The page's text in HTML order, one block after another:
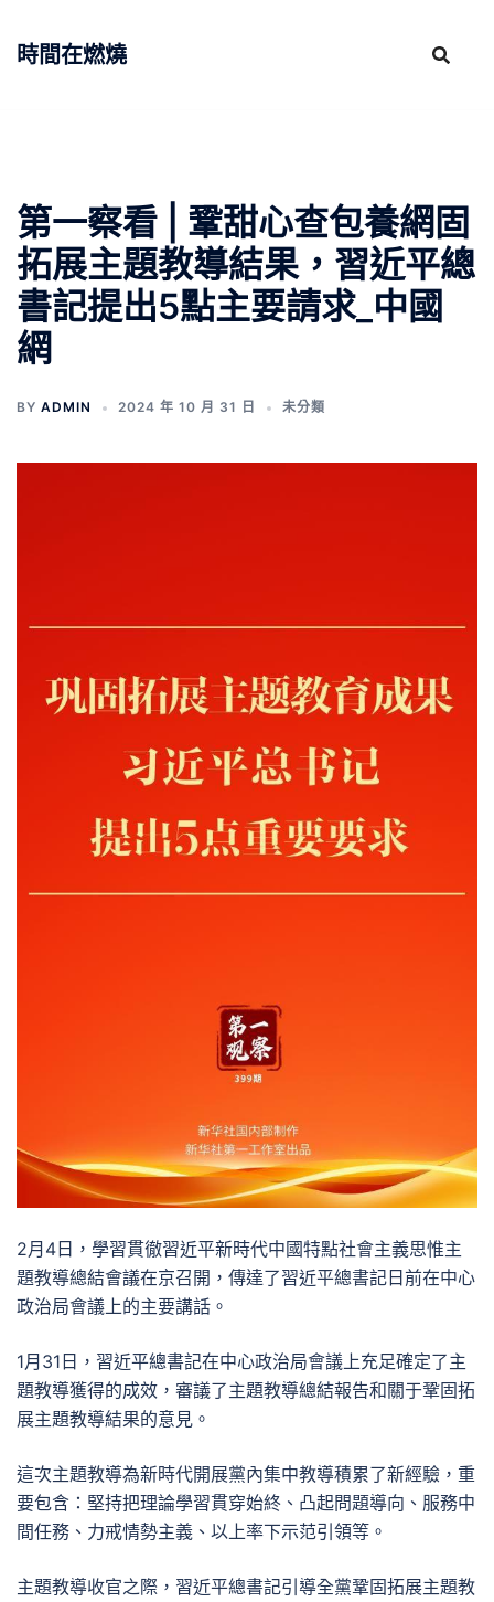
時間在燃燒
第一察看 | 鞏甜心查包養網固
拓展主題教導結果，習近平總
書記提出5點主要請求_中國
網
BY ADMIN 2024 年 10 月 31 日 未分類
2月4日，學習貫徹習近平新時代中國特點社會主義思惟主
題教導總結會議在京召開，傳達了習近平總書記日前在中心
政治局會議上的主要講話。
1月31日，習近平總書記在中心政治局會議上充足確定了主
題教導獲得的成效，審議了主題教導總結報告和關于鞏固拓
展主題教導結果的意見。
這次主題教導為新時代開展黨內集中教導積累了新經驗，重
要包含：堅持把理論學習貫穿始終、凸起問題導向、服務中
間任務、力戒情勢主義、以上率下示范引領等。
主題教導收官之際，習近平總書記引導全黨鞏固拓展主題教